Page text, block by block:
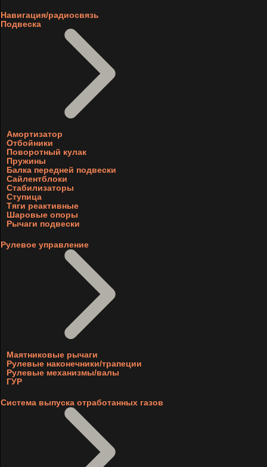
Навигация/радиосвязь
Подвеска
Амортизатор
Отбойники
Поворотный кулак
Пружины
Балка передней подвески
Сайлентблоки
Стабилизаторы
Ступица
Тяги реактивные
Шаровые опоры
Рычаги подвески
Рулевое управление
Маятниковые рычаги
Рулевые наконечники/трапеции
Рулевые механизмы/валы
ГУР
Система выпуска отработанных газов